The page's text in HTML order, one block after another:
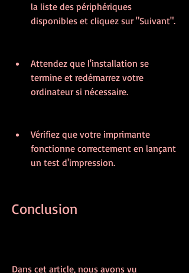
la liste des périphériques
disponibles et cliquez sur "Suivant".
Attendez que l'installation se
termine et redémarrez votre
ordinateur si nécessaire.
Vérifiez que votre imprimante
fonctionne correctement en lançant
un test d'impression.
Conclusion
Dans cet article, nous avons vu